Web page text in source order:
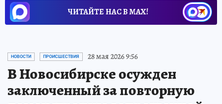
ЧИТАЙТЕ НАС В МАХ!
НОВОСТИ ПРОИСШЕСТВИЯ 28 мая 2026 9:56
В Новосибирске осужден
заключенный за повторную